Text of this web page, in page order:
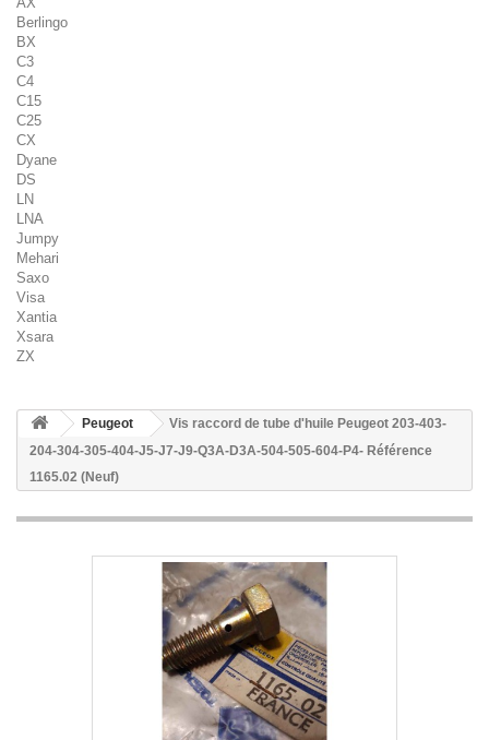
Berlingo
BX
C3
C4
C15
C25
CX
Dyane
DS
LN
LNA
Jumpy
Mehari
Saxo
Visa
Xantia
Xsara
ZX
Peugeot
Vis raccord de tube d'huile Peugeot 203-403-
204-304-305-404-J5-J7-J9-Q3A-D3A-504-505-604-P4- Référence
1165.02 (Neuf)